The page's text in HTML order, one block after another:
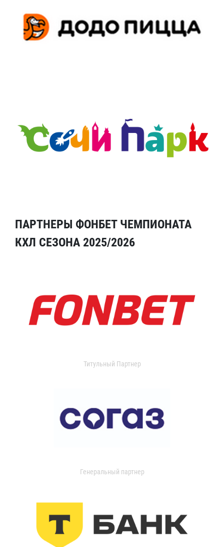
ПАРТНЕРЫ ФОНБЕТ ЧЕМПИОНАТА
КХЛ СЕЗОНА 2025/2026
Титульный Партнер
Генеральный партнер